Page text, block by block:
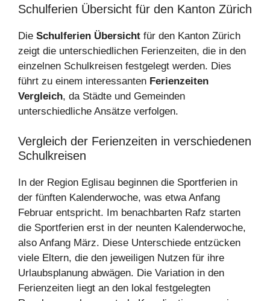
Schulferien Übersicht für den Kanton Zürich
Die Schulferien Übersicht für den Kanton Zürich
zeigt die unterschiedlichen Ferienzeiten, die in den
einzelnen Schulkreisen festgelegt werden. Dies
führt zu einem interessanten Ferienzeiten
Vergleich, da Städte und Gemeinden
unterschiedliche Ansätze verfolgen.
Vergleich der Ferienzeiten in verschiedenen
Schulkreisen
In der Region Eglisau beginnen die Sportferien in
der fünften Kalenderwoche, was etwa Anfang
Februar entspricht. Im benachbarten Rafz starten
die Sportferien erst in der neunten Kalenderwoche,
also Anfang März. Diese Unterschiede entzücken
viele Eltern, die den jeweiligen Nutzen für ihre
Urlaubsplanung abwägen. Die Variation in den
Ferienzeiten liegt an den lokal festgelegten